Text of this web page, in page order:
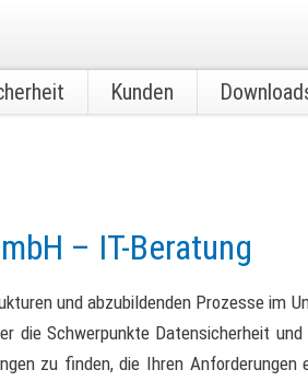
Kunden
– IT-Beratung
und abzubildenden Prozesse im
Schwerpunkte Datensicherheit
zu finden, die Ihren